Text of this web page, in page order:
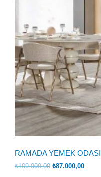
RAMADA YEMEK ODASI
₺109.000,00 Orijinal
₺87.000,00Şu